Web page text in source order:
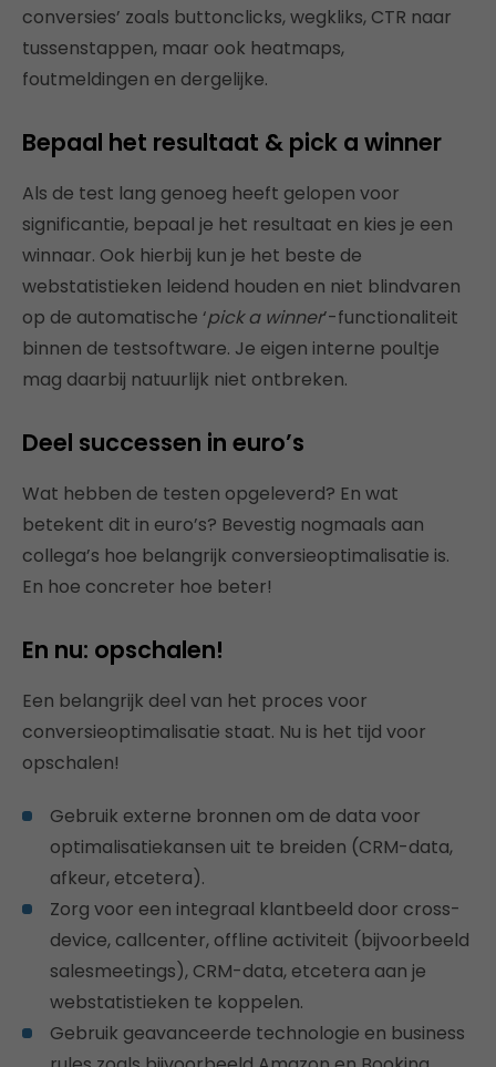
conversies’ zoals buttonclicks, wegkliks, CTR naar
tussenstappen, maar ook heatmaps,
foutmeldingen en dergelijke.
Bepaal het resultaat & pick a winner
Als de test lang genoeg heeft gelopen voor
significantie, bepaal je het resultaat en kies je een
winnaar. Ook hierbij kun je het beste de
webstatistieken leidend houden en niet blindvaren
op de automatische ‘pick a winner’-functionaliteit
binnen de testsoftware. Je eigen interne poultje
mag daarbij natuurlijk niet ontbreken.
Deel successen in euro’s
Wat hebben de testen opgeleverd? En wat
betekent dit in euro’s? Bevestig nogmaals aan
collega’s hoe belangrijk conversieoptimalisatie is.
En hoe concreter hoe beter!
En nu: opschalen!
Een belangrijk deel van het proces voor
conversieoptimalisatie staat. Nu is het tijd voor
opschalen!
Gebruik externe bronnen om de data voor
optimalisatiekansen uit te breiden (CRM-data,
afkeur, etcetera).
Zorg voor een integraal klantbeeld door cross-
device, callcenter, offline activiteit (bijvoorbeeld
salesmeetings), CRM-data, etcetera aan je
webstatistieken te koppelen.
Gebruik geavanceerde technologie en business